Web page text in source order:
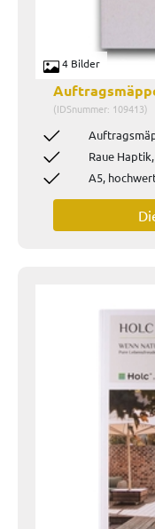
4 Bilder
(IDSnummer: 109413)
Raue Haptik,
A5,